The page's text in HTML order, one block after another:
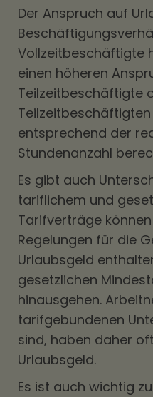
Der Anspruch auf
Vollzeitbeschäftigte
einen höheren
Teilzeitbeschäftigte
entsprechend der
Stundenanzahl
Es gibt auch
tariflichem und
Tarifverträge
Regelungen für die
Urlaubsgeld
gesetzlichen
hinausgehen.
tarifgebundenen
sind, haben daher
Urlaubsgeld.
Es ist auch wichtig